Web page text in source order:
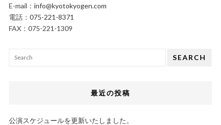
E-mail： info@kyotokyogen.com
電話： 075-221-8371
FAX：075-221-1309
SEARCH
最近の投稿
公演スケジュールを更新いたしました。